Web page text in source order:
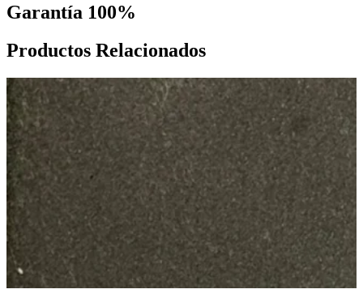
Garantía 100%
Productos Relacionados